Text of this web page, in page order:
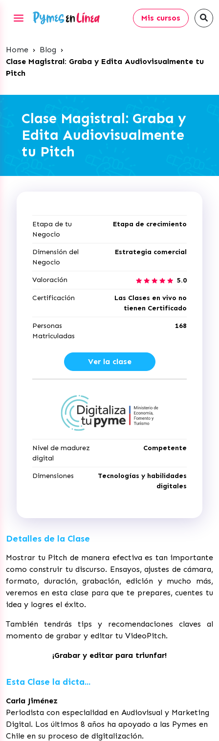
Mis cursos
Home › Blog ›
Clase Magistral: Graba y Edita Audiovisualmente tu
Pitch
Clase Magistral: Graba y
Edita Audiovisualmente
tu Pitch
Etapa de tu
Negocio
Etapa de crecimiento
Dimensión del
Negocio
Estrategia comercial
Valoración 5.0
Certificación
Las Clases en vivo no
tienen Certificado
Personas
Matriculadas
168
Ver la clase
Nivel de madurez
digital
Competente
Dimensiones
Tecnologías y habilidades
digitales
Detalles de la Clase
Mostrar tu Pitch de manera efectiva es tan importante
como construir tu discurso. Ensayos, ajustes de cámara,
formato, duración, grabación, edición y mucho más,
veremos en esta clase para que te prepares, cuentes tu
idea y logres el éxito.
También tendrás tips y recomendaciones claves al
momento de grabar y editar tu VideoPitch.
¡Grabar y editar para triunfar!
Esta Clase la dicta...
Carla Jiménez
Periodista con especialidad en Audiovisual y Marketing
Digital. Los últimos 8 años ha apoyado a las Pymes en
Chile en su proceso de digitalización.